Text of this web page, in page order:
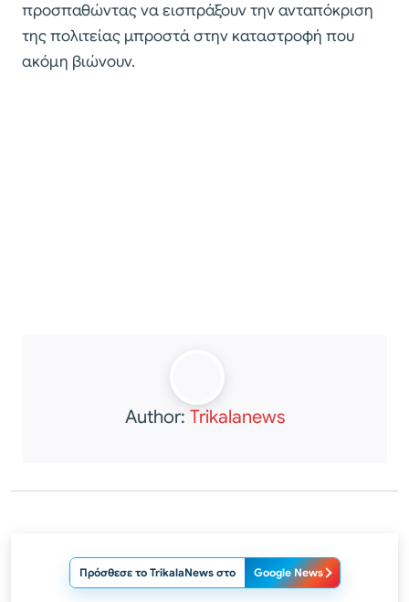
προσπαθώντας να εισπράξουν την ανταπόκριση
της πολιτείας μπροστά στην καταστροφή που
ακόμη βιώνουν.
Author: Trikalanews
Πρόσθεσε το TrikalaNews στο Google News